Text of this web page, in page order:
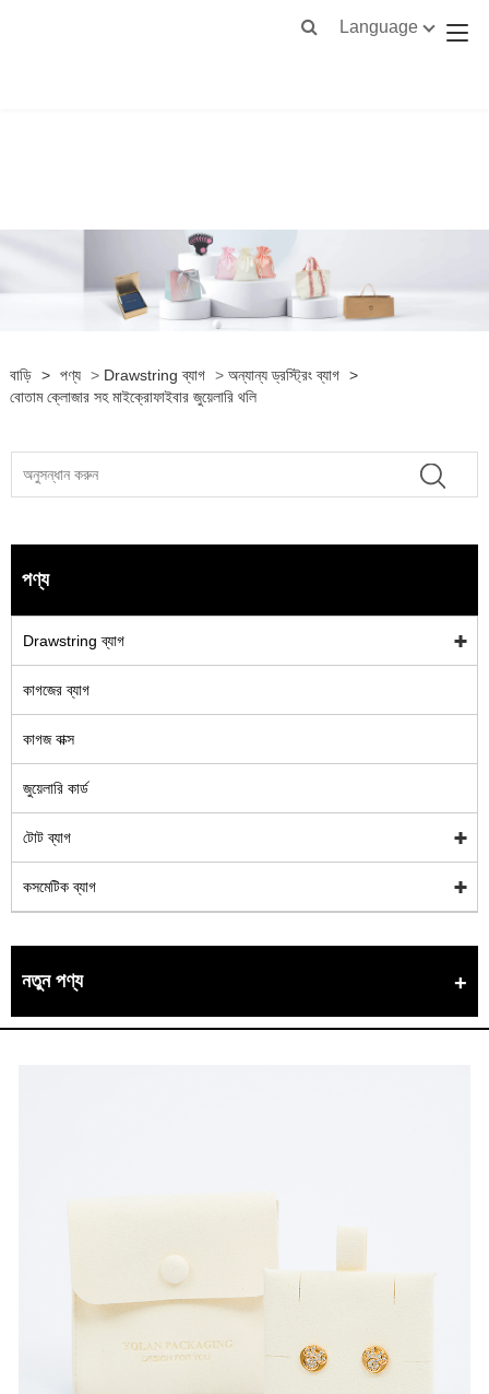
Language
বাড়ি > পণ্য > Drawstring ব্যাগ > অন্যান্য ড্রস্ট্রিং ব্যাগ >
বোতাম ক্লোজার সহ মাইক্রোফাইবার জুয়েলারি থলি
পণ্য
Drawstring ব্যাগ
কাগজের ব্যাগ
কাগজ বাক্স
জুয়েলারি কার্ড
টোট ব্যাগ
কসমেটিক ব্যাগ
নতুন পণ্য